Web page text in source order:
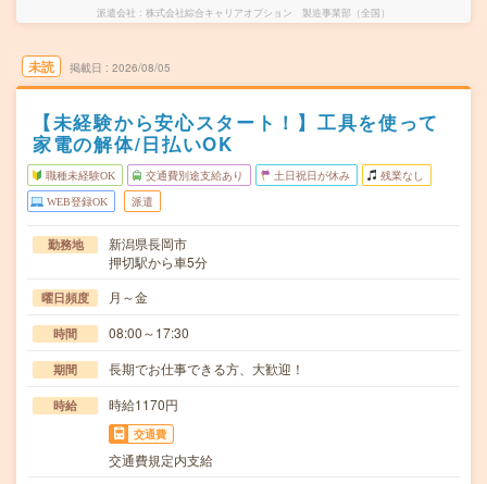
派遣会社 株式会社綜合キャリアオプション 製造事業部（全国）
未読 掲載日 2026/08/05
【未経験から安心スタート！】工具を使って
家電の解体/日払いOK
職種未経験OK 交通費別途支給あり 土日祝日が休み 残業なし
WEB登録OK 派遣
勤務地
新潟県長岡市
押切駅から車5分
曜日頻度 月～金
時間 08:00～17:30
期間 長期でお仕事できる方、大歓迎！
時給 時給1170円
交通費
交通費規定内支給